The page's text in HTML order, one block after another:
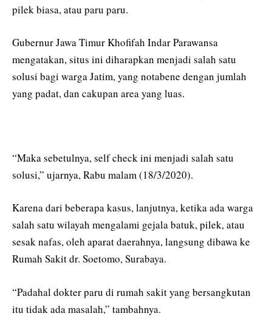
pilek biasa, atau paru paru.
Gubernur Jawa Timur Khofifah Indar Parawansa
mengatakan, situs ini diharapkan menjadi salah satu
solusi bagi warga Jatim, yang notabene dengan jumlah
yang padat, dan cakupan area yang luas.
“Maka sebetulnya, self check ini menjadi salah satu
solusi,” ujarnya, Rabu malam (18/3/2020).
Karena dari beberapa kasus, lanjutnya, ketika ada warga
salah satu wilayah mengalami gejala batuk, pilek, atau
sesak nafas, oleh aparat daerahnya, langsung dibawa ke
Rumah Sakit dr. Soetomo, Surabaya.
“Padahal dokter paru di rumah sakit yang bersangkutan
itu tidak ada masalah,” tambahnya.